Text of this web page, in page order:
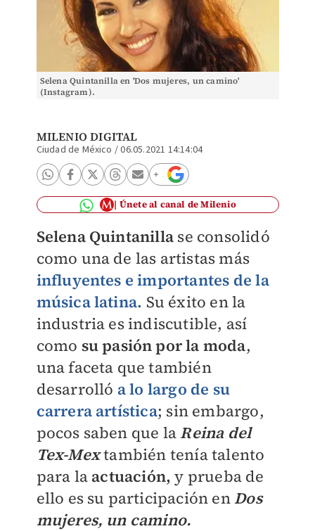
Selena Quintanilla en 'Dos mujeres, un camino'
(Instagram).
MILENIO DIGITAL
Ciudad de México /06.05.2021 14:14:04
Únete al canal de Milenio
Selena Quintanilla se consolidó
como una de las artistas más
influyentes e importantes de la
música latina. Su éxito en la
industria es indiscutible, así
como su pasión por la moda,
una faceta que también
desarrolló a lo largo de su
carrera artística; sin embargo,
pocos saben que la Reina del
Tex-Mextambién tenía talento
para la actuación, y prueba de
ello es su participación en Dos
mujeres, un camino.